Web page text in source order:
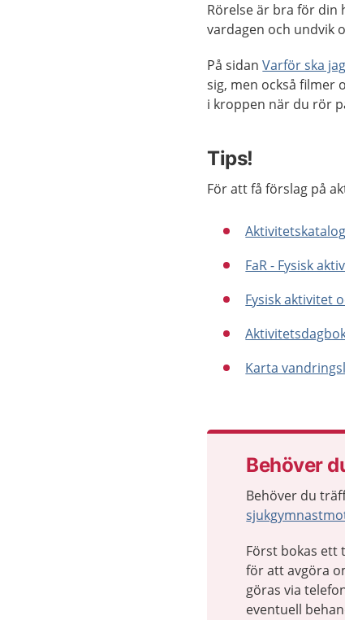
Rörelse är bra för din
vardagen och undvik
På sidanVarför ska
sig, men också filmer
i kroppen när du rör
Tips!
För att få förslag på
FaR - Fysisk
Fysisk aktivitet
Karta
Behöver
Behöver du
Först bokas ett
för att avgöra
göras via
eventuell